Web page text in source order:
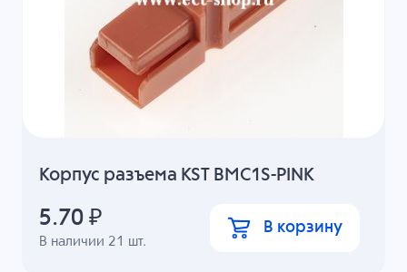
Корпус разъема KST BMC1S-PINK
В наличии 21 шт.
5.70 ₽ В корзину